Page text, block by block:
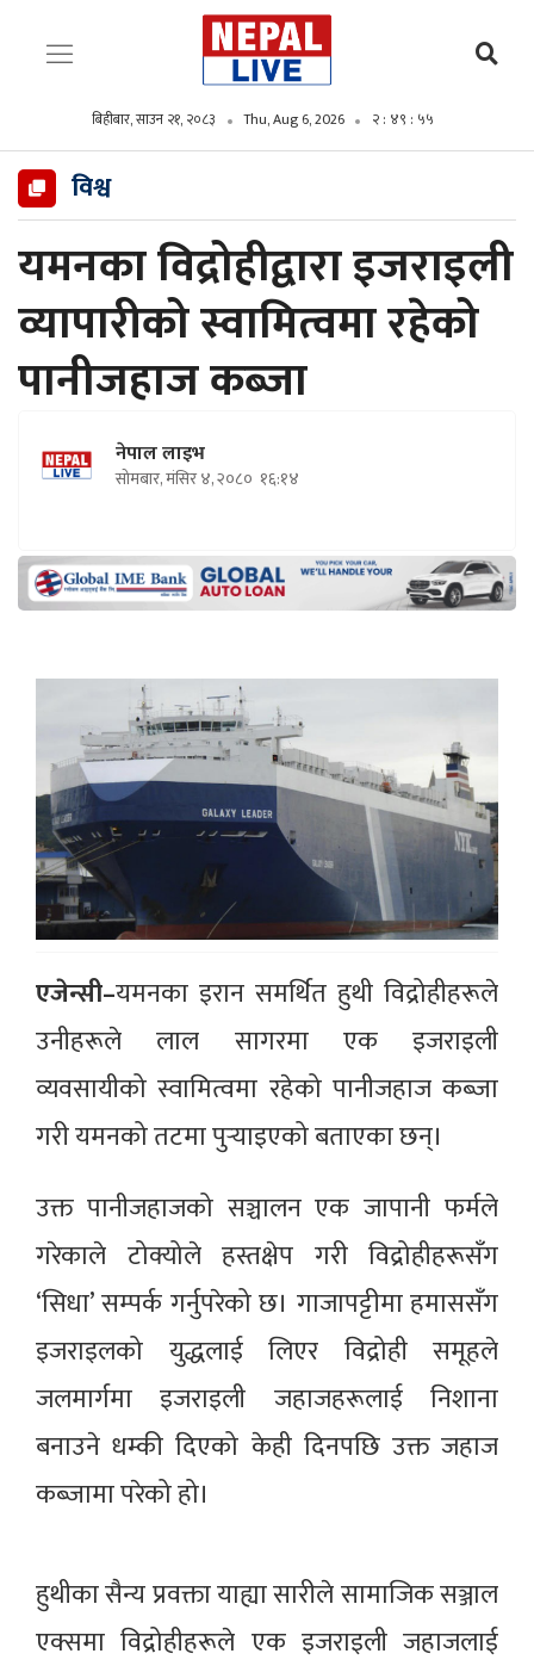
बिहीबार, साउन २१, २०८३ Thu, Aug 6, 2026 २ : ४९ : ५७
विश्व
यमनका विद्रोहीद्वारा इजराइली
व्यापारीको स्वामित्वमा रहेको
पानीजहाज कब्जा
नेपाल लाइभ
सोमबार, मंसिर ४, २०८० १६:१४
एजेन्सी–यमनका इरान समर्थित हुथी विद्रोहीहरूले
उनीहरूले लाल सागरमा एक इजराइली
व्यवसायीको स्वामित्वमा रहेको पानीजहाज कब्जा
गरी यमनको तटमा पुर्‍याइएको बताएका छन्।
उक्त पानीजहाजको सञ्चालन एक जापानी फर्मले
गरेकाले टोक्योले हस्तक्षेप गरी विद्रोहीहरूसँग
‘सिधा’ सम्पर्क गर्नुपरेको छ। गाजापट्टीमा हमाससँग
इजराइलको युद्धलाई लिएर विद्रोही समूहले
जलमार्गमा इजराइली जहाजहरूलाई निशाना
बनाउने धम्की दिएको केही दिनपछि उक्त जहाज
कब्जामा परेको हो।
हुथीका सैन्य प्रवक्ता याह्या सारीले सामाजिक सञ्जाल
एक्समा विद्रोहीहरूले एक इजराइली जहाजलाई